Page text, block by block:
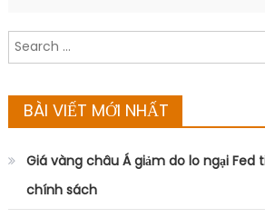
Search
for:
BÀI VIẾT MỚI NHẤT
Giá vàng châu Á giảm do lo ngại Fed
chính sách